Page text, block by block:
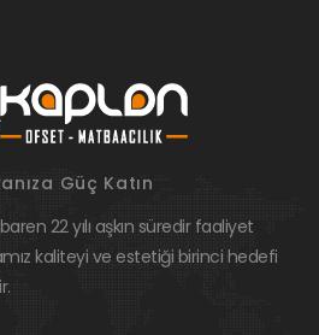
Güç Katın
22 yılı aşkın süredir faaliyet
kaliteyi ve estetiği birinci hedefi